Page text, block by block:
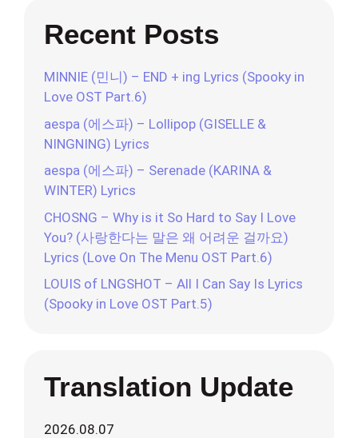
Recent Posts
MINNIE (민니) – END + ing Lyrics (Spooky in
Love OST Part.6)
aespa (에스파) – Lollipop (GISELLE &
NINGNING) Lyrics
aespa (에스파) – Serenade (KARINA &
WINTER) Lyrics
CHOSNG – Why is it So Hard to Say I Love
You? (사랑한다는 말은 왜 어려운 걸까요)
Lyrics (Love On The Menu OST Part.6)
LOUIS of LNGSHOT – All I Can Say Is Lyrics
(Spooky in Love OST Part.5)
Translation Update
2026.08.07